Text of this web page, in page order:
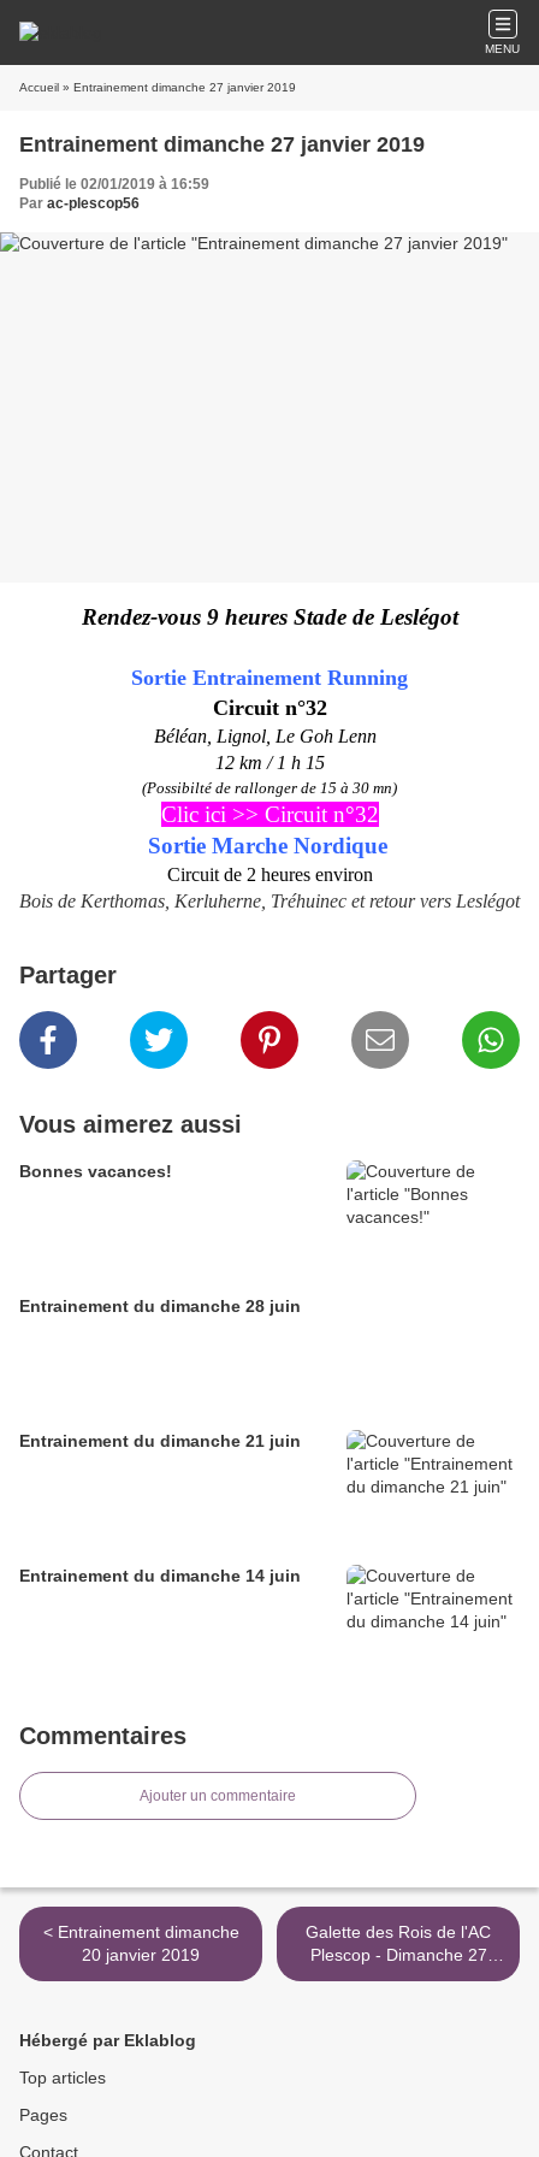
MENU
Accueil » Entrainement dimanche 27 janvier 2019
Entrainement dimanche 27 janvier 2019
Publié le 02/01/2019 à 16:59
Par ac-plescop56
Rendez-vous 9 heures Stade de Leslégot
Sortie Entrainement Running
Circuit n°32
Béléan, Lignol, Le Goh Lenn
12 km / 1 h 15
(Possibilté de rallonger de 15 à 30 mn)
Clic ici >> Circuit n°32
Sortie Marche Nordique
Circuit de 2 heures environ
Bois de Kerthomas, Kerluherne, Tréhuinec et retour vers Leslégot
Partager
Vous aimerez aussi
Bonnes vacances!
Entrainement du dimanche 28 juin
Entrainement du dimanche 21 juin
Entrainement du dimanche 14 juin
Commentaires
Ajouter un commentaire
< Entrainement dimanche
20 janvier 2019
Galette des Rois de l'AC
Plescop - Dimanche 27
janvier 2019... >
Hébergé par Eklablog
Top articles
Pages
Contact